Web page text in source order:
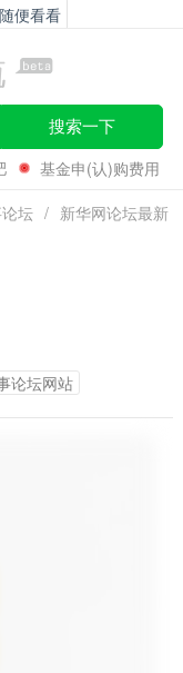
随便看看
搜索一下
基金申(认)购费用
坛 / 新华网论坛最新
论坛网站